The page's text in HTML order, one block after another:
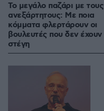
Το μεγάλο παζάρι με τους
ανεξάρτητους: Με ποια
κόμματα φλερτάρουν οι
βουλευτές που δεν έχουν
στέγη